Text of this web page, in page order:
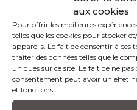
aux cookies
Pour offrir les meilleures
telles que les cookies pour stocker
appareils. Le fait de consentir à
traiter des données telles que le
uniques sur ce site. Le fait de ne
consentement peut avoir un effet
et fonctions.
qualification très rigoureux
notamment : leur
professionnelle, leurs
leur capacité d’animation.
Méthodes et outils